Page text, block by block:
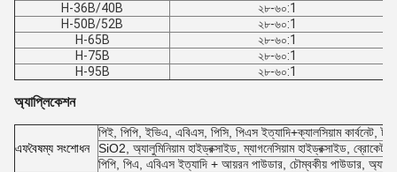
H-36B/40B
২৮-৬০:1
H-50B/52B
২৮-৬০:1
H-65B
২৮-৬০:1
H-75B
২৮-৬০:1
H-95B
২৮-৬০:1
অ্যাপ্লিকেশন
এফবৈষম্য সংশোধন
পিই, পিপি, ইভিএ, এবিএস, পিসি, পিএস ইত্যাদি+ক্যালসিয়াম কার্বনেট,
SiO2, অ্যালুমিনিয়াম হাইড্রক্সাইড, ম্যাগনেসিয়াম হাইড্রক্সাইড, ব্রোকেট
পিপি, পিএ, এবিএস ইত্যাদি + আয়রন পাউডার, চৌম্বকীয় পাউডার,